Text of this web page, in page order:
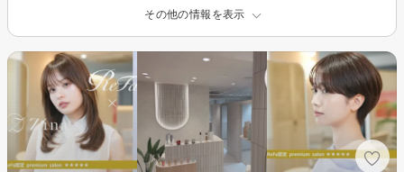
その他の情報を表示